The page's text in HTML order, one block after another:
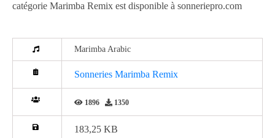
catégorie Marimba Remix est disponible à sonneriepro.com
Marimba Arabic
Sonneries Marimba Remix
1896 1350
183,25 KB